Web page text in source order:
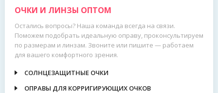
ОЧКИ И ЛИНЗЫ ОПТОМ
Остались вопросы? Наша команда всегда на связи.
Поможем подобрать идеальную оправу, проконсультируем
по размерам и линзам. Звоните или пишите — работаем
для вашего комфортного зрения.
СОЛНЦЕЗАЩИТНЫЕ ОЧКИ
ОПРАВЫ ДЛЯ КОРРИГИРУЮЩИХ ОЧКОВ